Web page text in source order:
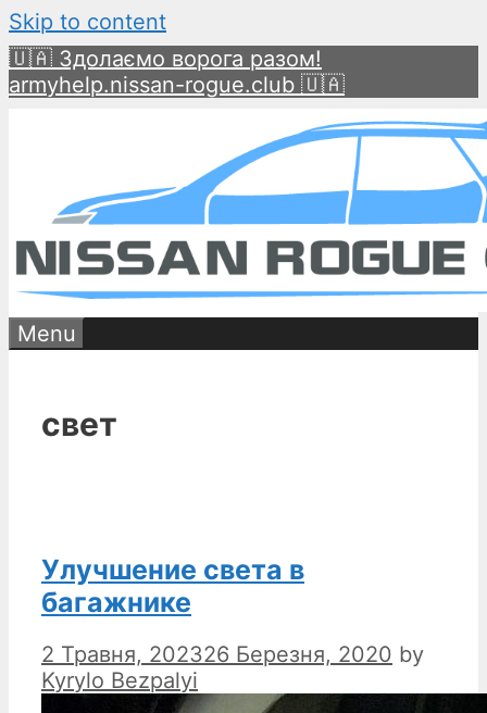
Skip to content
🇺🇦 Здолаємо ворога разом!
armyhelp.nissan-rogue.club 🇺🇦
Menu
свет
Улучшение света в
багажнике
2 Травня, 202326 Березня, 2020 by
Kyrylo Bezpalyi